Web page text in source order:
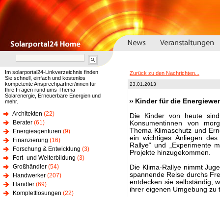
Im solarportal24-Linkverzeichnis finden
Sie schnell, einfach und kostenlos
kompetente Ansprechpartner/innen für
Ihre Fragen rund ums Thema
Solarenergie, Erneuerbare Energien und
mehr.
Architekten (22)
Berater (61)
Energieagenturen (9)
Finanzierung (16)
Forschung & Entwicklung (3)
Fort- und Weiterbildung (3)
Großhändler (54)
Handwerker (207)
Händler (69)
Komplettlösungen (22)
Zurück zu den Nachrichten...
23.01.2013
Kinder für die
Die Kinder von heute
Konsumentinnen von
Thema Klimaschutz und
ein wichtiges Anliegen
Rallye“ und „Experimente
Projekte hinzugekommen.
Die Klima-Rallye nimmt
spannende Reise durchs
entdecken sie selbständig,
ihrer eigenen Umgebung